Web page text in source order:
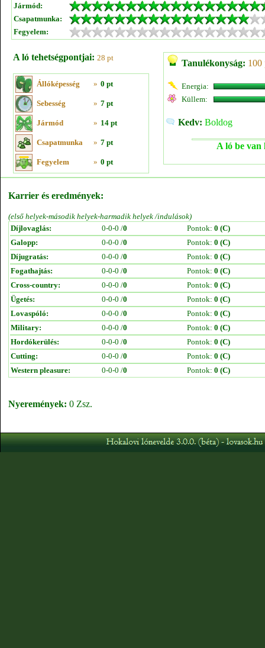
Jármód:
Csapatmunka:
Fegyelem:
A ló tehetségpontjai: 28 pt
Állóképesség » 0 pt
Sebesség » 7 pt
Jármód » 14 pt
Csapatmunka » 7 pt
Fegyelem » 0 pt
Tanulékonyság: 100
Energia:
Küllem:
Kedv: Boldog
A ló be van
Karrier és eredmények:
(első helyek-második helyek-harmadik helyek /indulások)
Díjlovaglás:
0-0-0 /0 Pontok: 0 (C)
Galopp:
0-0-0 /0 Pontok: 0 (C)
Díjugratás:
0-0-0 /0 Pontok: 0 (C)
Fogathajtás:
0-0-0 /0 Pontok: 0 (C)
Cross-country:
0-0-0 /0 Pontok: 0 (C)
Ügetés:
0-0-0 /0 Pontok: 0 (C)
Lovaspóló:
0-0-0 /0 Pontok: 0 (C)
Military:
0-0-0 /0 Pontok: 0 (C)
Hordókerülés:
0-0-0 /0 Pontok: 0 (C)
Cutting:
0-0-0 /0 Pontok: 0 (C)
Western pleasure:
0-0-0 /0 Pontok: 0 (C)
Nyeremények: 0 Zsz.